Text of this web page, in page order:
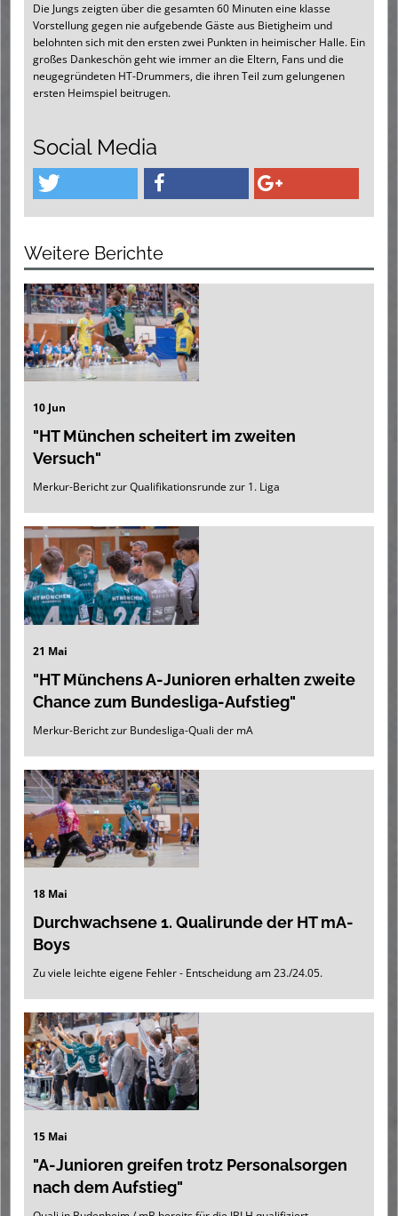
Die Jungs zeigten über die gesamten 60 Minuten eine klasse
Vorstellung gegen nie aufgebende Gäste aus Bietigheim und
belohnten sich mit den ersten zwei Punkten in heimischer Halle. Ein
großes Dankeschön geht wie immer an die Eltern, Fans und die
neugegründeten HT-Drummers, die ihren Teil zum gelungenen
ersten Heimspiel beitrugen.
Social Media
Weitere Berichte
10 Jun
"HT München scheitert im zweiten
Versuch"
Merkur-Bericht zur Qualifikationsrunde zur 1. Liga
21 Mai
"HT Münchens A-Junioren erhalten zweite
Chance zum Bundesliga-Aufstieg"
Merkur-Bericht zur Bundesliga-Quali der mA
18 Mai
Durchwachsene 1. Qualirunde der HT mA-
Boys
Zu viele leichte eigene Fehler - Entscheidung am 23./24.05.
15 Mai
"A-Junioren greifen trotz Personalsorgen
nach dem Aufstieg"